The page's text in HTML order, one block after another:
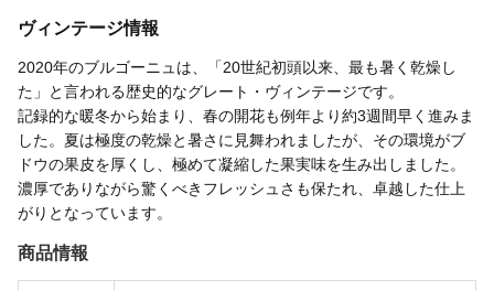
ヴィンテージ情報
2020年のブルゴーニュは、「20世紀初頭以来、最も暑く乾燥し
た」と言われる歴史的なグレート・ヴィンテージです。
記録的な暖冬から始まり、春の開花も例年より約3週間早く進みま
した。夏は極度の乾燥と暑さに見舞われましたが、その環境がブ
ドウの果皮を厚くし、極めて凝縮した果実味を生み出しました。
濃厚でありながら驚くべきフレッシュさも保たれ、卓越した仕上
がりとなっています。
商品情報